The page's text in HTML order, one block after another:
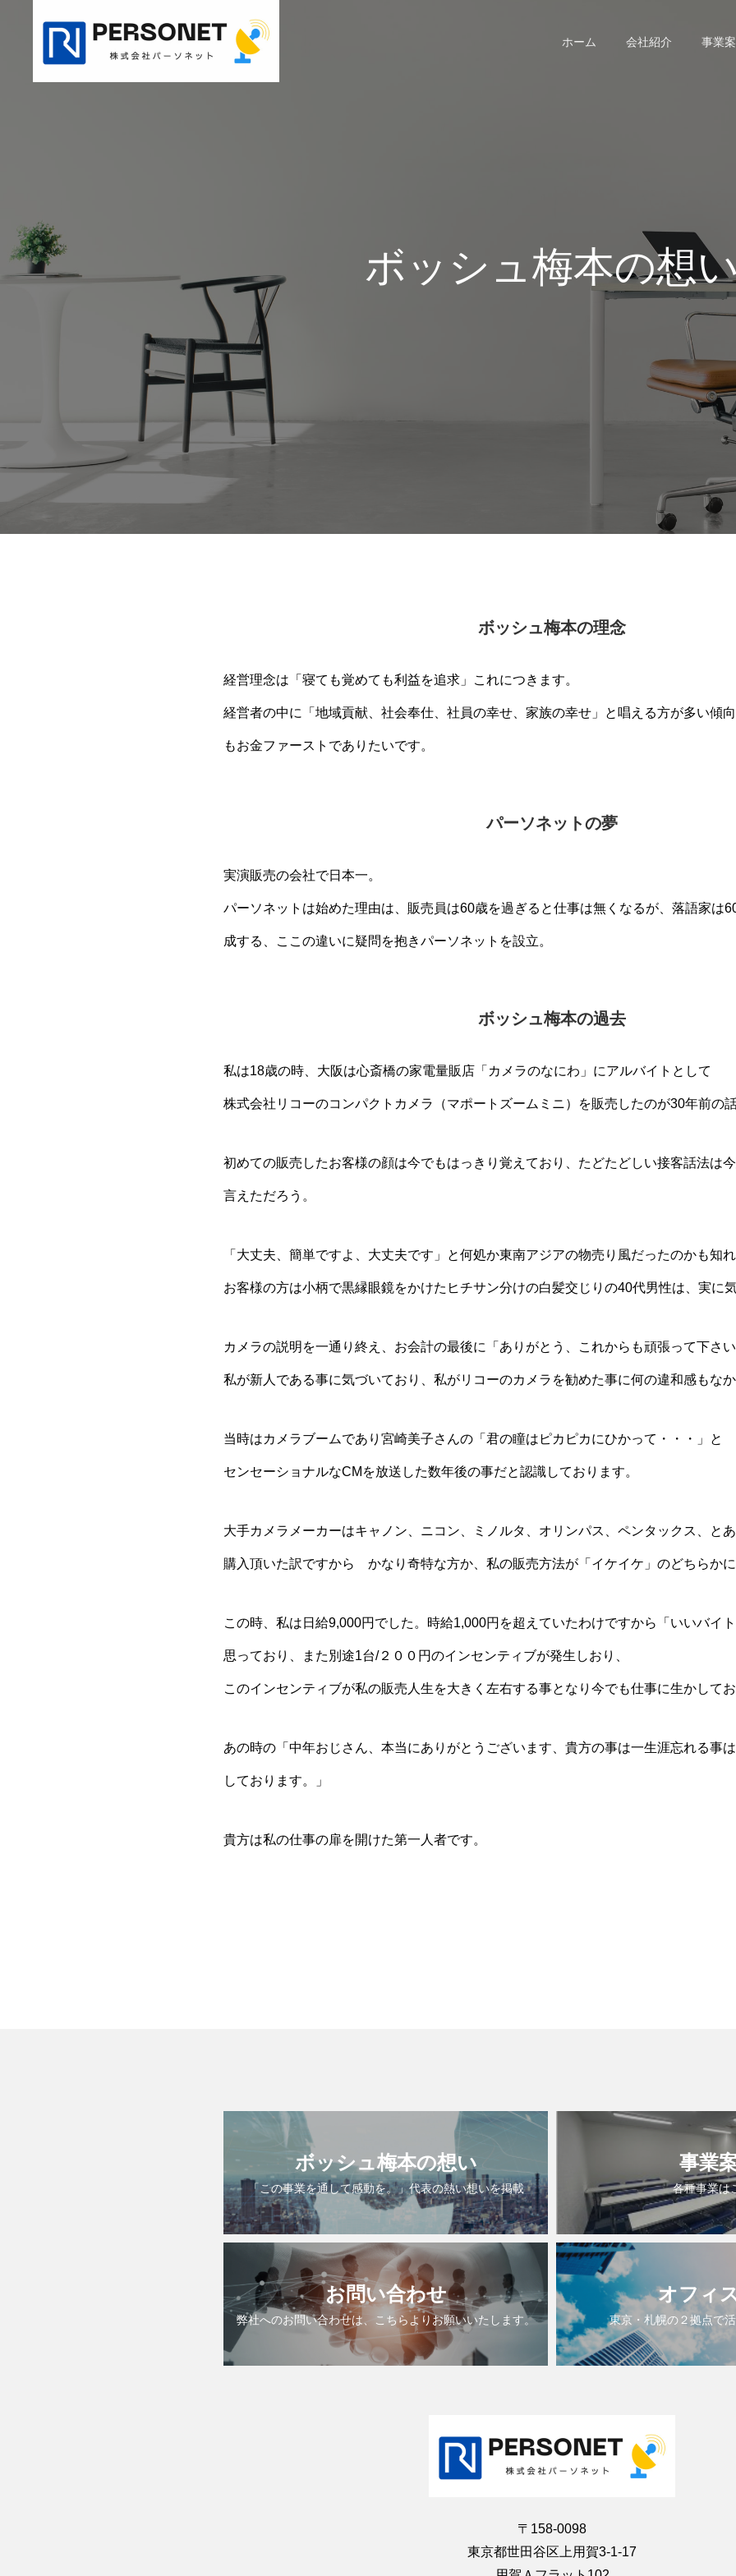
ホーム 会社紹介 事業
ボッシュ梅本の想い
ボッシュ梅本の理念
経営理念は「寝ても覚めても利益を追求」これにつきます。
経営者の中に「地域貢献、社会奉仕、社員の幸せ、家族の幸せ」と唱える方が多い傾
もお金ファーストでありたいです。
パーソネットの夢
実演販売の会社で日本一。
パーソネットは始めた理由は、販売員は60歳を過ぎると仕事は無くなるが、落語家は
成する、ここの違いに疑問を抱きパーソネットを設立。
ボッシュ梅本の過去
私は18歳の時、大阪は心斎橋の家電量販店「カメラのなにわ」にアルバイトとして
株式会社リコーのコンパクトカメラ（マポートズームミニ）を販売したのが30年前の
初めての販売したお客様の顔は今でもはっきり覚えており、たどたどしい接客話法は
言えただろう。
「大丈夫、簡単ですよ、大丈夫です」と何処か東南アジアの物売り風だったのかも知
お客様の方は小柄で黒縁眼鏡をかけたヒチサン分けの白髪交じりの40代男性は、実に
カメラの説明を一通り終え、お会計の最後に「ありがとう、これからも頑張って下さ
私が新人である事に気づいており、私がリコーのカメラを勧めた事に何の違和感もなか
当時はカメラブームであり宮崎美子さんの「君の瞳はピカピカにひかって・・・」と
センセーショナルなCMを放送した数年後の事だと認識しております。
大手カメラメーカーはキャノン、ニコン、ミノルタ、オリンパス、ペンタックス、と
購入頂いた訳ですから かなり奇特な方か、私の販売方法が「イケイケ」のどちらかに
この時、私は日給9,000円でした。時給1,000円を超えていたわけですから「いいバイ
思っており、また別途1台/２００円のインセンティブが発生しおり、
このインセンティブが私の販売人生を大きく左右する事となり今でも仕事に生かしてお
あの時の「中年おじさん、本当にありがとうございます、貴方の事は一生涯忘れる事
しております。」
貴方は私の仕事の扉を開けた第一人者です。
ボッシュ梅本の想い
「この事業を通して感動を。」代表の熱い想いを掲載
事業
各種事業は
お問い合わせ
弊社へのお問い合わせは、こちらよりお願いいたします。
オフィ
東京・札幌の２拠点で
〒158-0098
東京都世田谷区上用賀3-1-17